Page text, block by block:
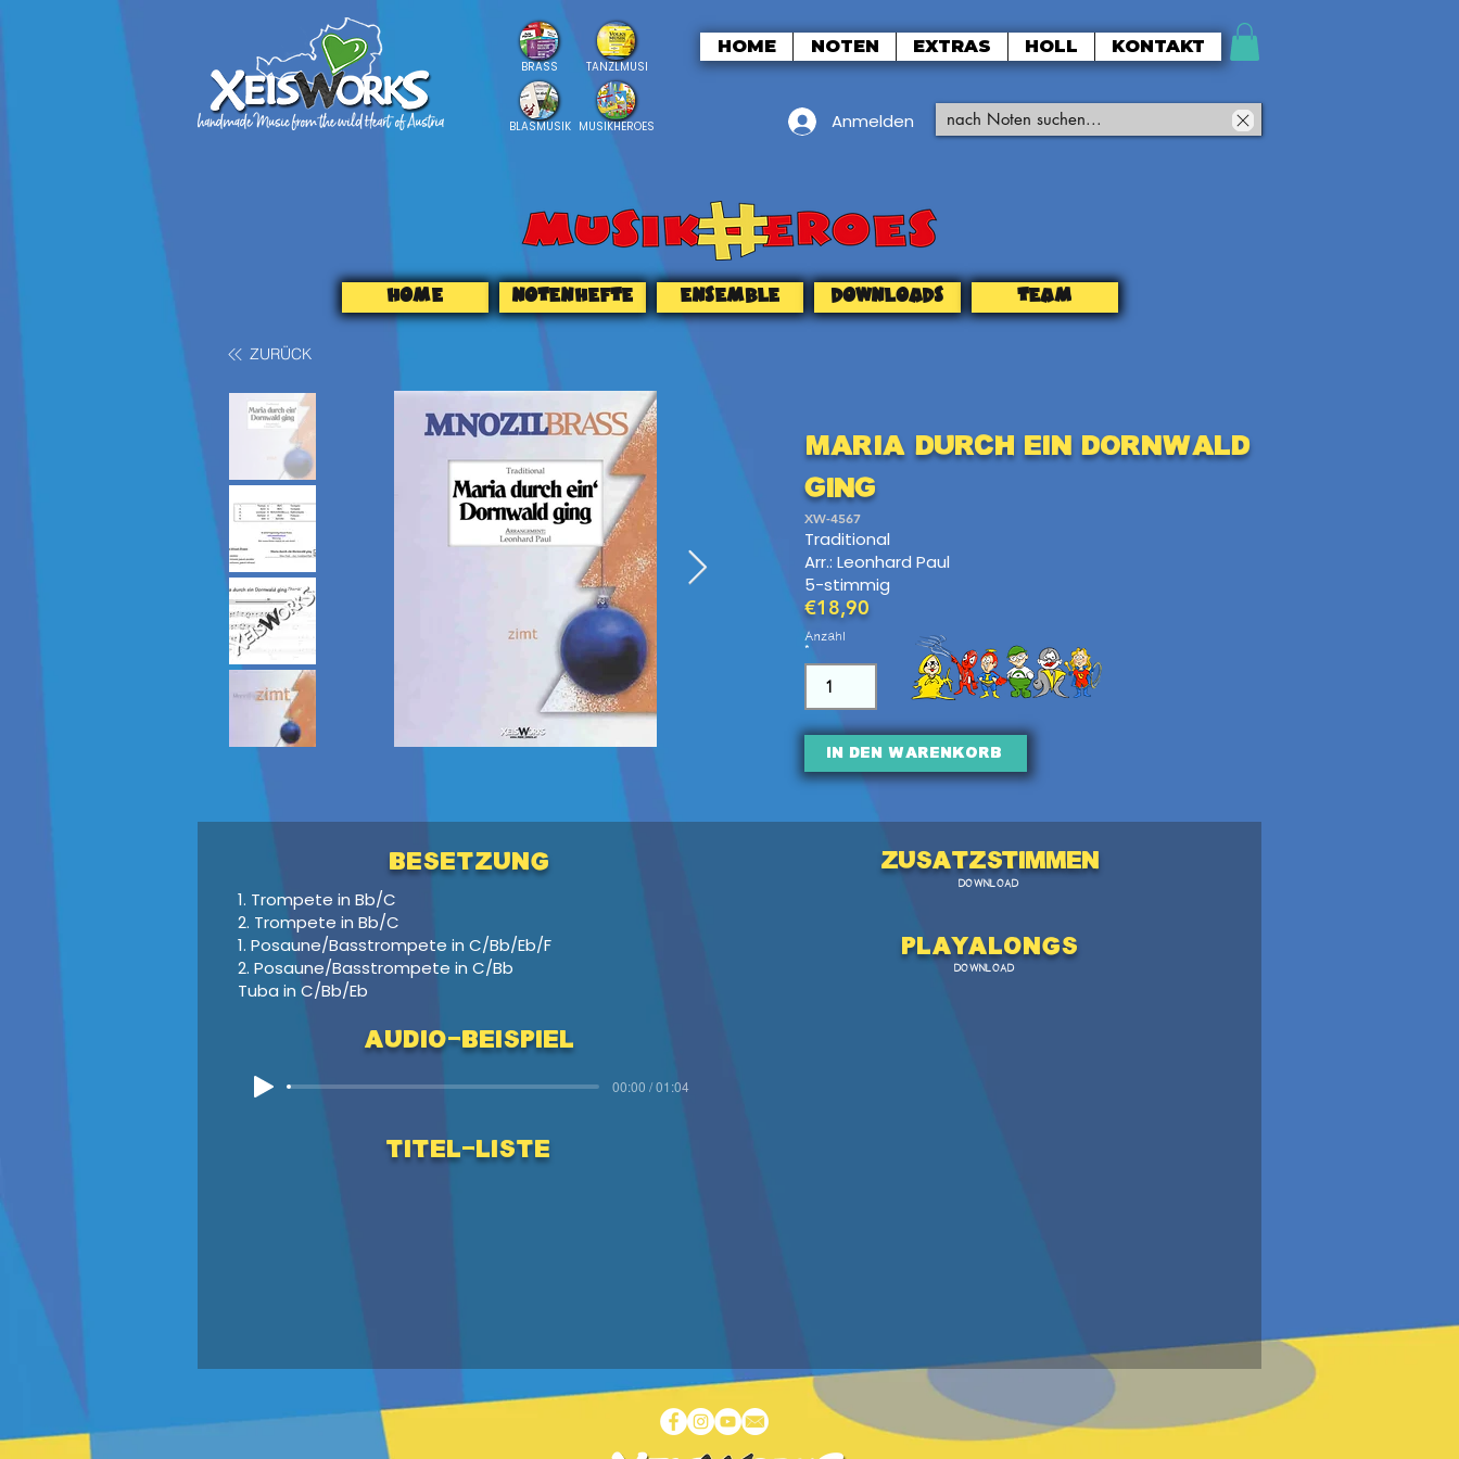
BRASS
BLASMUSIK
TANZLMUSI
MUSIKHEROES
HOME NOTEN EXTRAS HOLL KONTAKT
Anmelden
HOME NOTENHEFTE ENSEMBLE DOWNLOADS TEAM
ZURÜCK
Maria durch ein Dornwald
ging
XW-4567
Traditional
Arr.: Leonhard Paul
5-stimmig
€18,90
Anzahl
In den Warenkorb
Besetzung
1. Trompete in Bb/C
2. Trompete in Bb/C
1. Posaune/Basstrompete in C/Bb/Eb/F
2. Posaune/Basstrompete in C/Bb
Tuba in C/Bb/Eb
Audio-Beispiel
00:00 / 01:04
Titel-Liste
Zusatzstimmen
DOWNLOAD
PlayAlongs
DOWNLOAD